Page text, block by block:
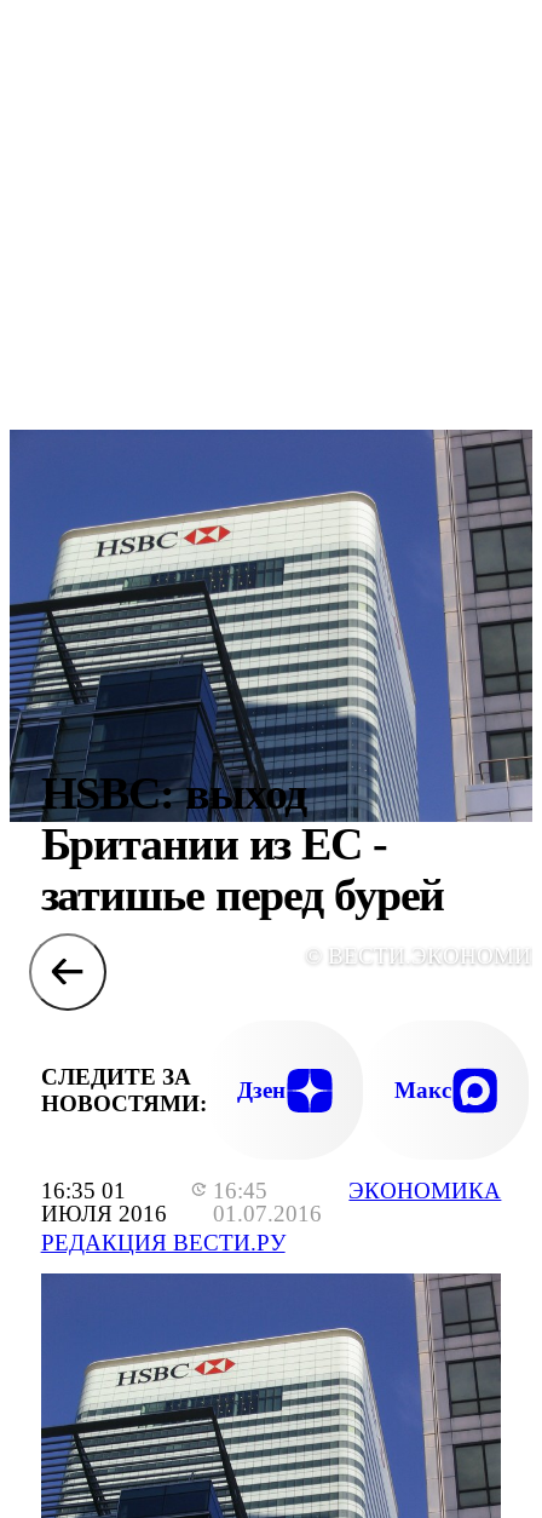
16:35 01
ИЮЛЯ 2016
16:45
01.07.2016
РЕДАКЦИЯ ВЕСТИ.РУ
ЭКОНОМИКА
HSBC: выход
Британии из ЕС -
затишье перед бурей
©
СЛЕДИТЕ ЗА
НОВОСТЯМИ:
Дзен Макс